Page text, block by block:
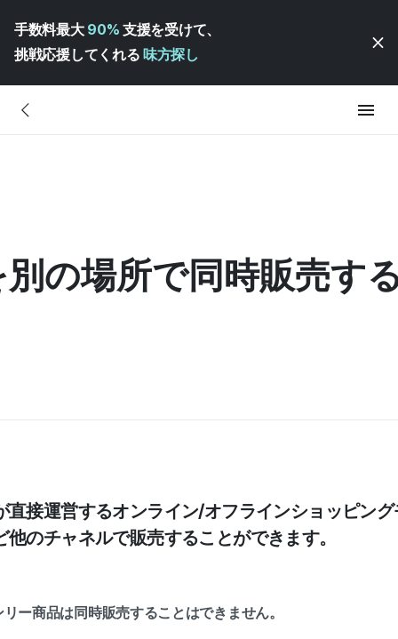
手数料最大 90% 支援を受けて、
挑戦応援してくれる 味方探し
の場所で同時販売す
直接運営するオンライン/オフラインショッピン
のチャネルで販売することができます。
ー商品は同時販売することはできません。